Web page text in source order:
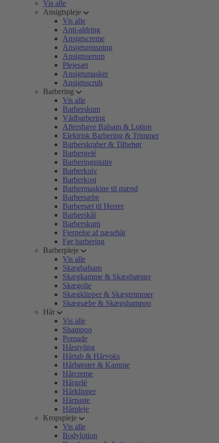
Vis alle
Ansigtspleje
Vis alle
Anti-aldring
Ansigtscreme
Ansigtsrensning
Ansigtsserum
Plejesæt
Ansigtsmasker
Ansigtsscrub
Barbering
Vis alle
Barberskum
Vådbarbering
Aftershave Balsam & Lotion
Elektrisk Barbering & Trimmer
Barberskraber & Tilbehør
Barbergelé
Barberingsstativ
Barberkniv
Barberkost
Barbermaskine til mænd
Barbersæbe
Barbersæt til Herrer
Barberskål
Barberskum
Fjernelse af næsehår
Før barbering
Barberpleje
Vis alle
Skægbalsam
Skægkamme & Skægbørster
Skægolie
Skægklipper & Skægtrimmer
Skægsæbe & Skægshampoo
Hår
Vis alle
Shampoo
Pomade
Hårstyling
Hårtab & Hårvoks
Hårbørster & Kamme
Hårcreme
Hårgelé
Hårklipper
Hårpaste
Hårpleje
Kropspleje
Vis alle
Bodylotion